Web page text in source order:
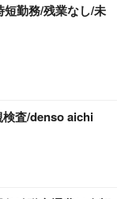
勤務/残業なし/未
検査/denso aichi